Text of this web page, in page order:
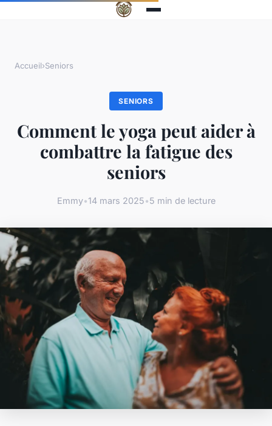
Accueil›Seniors
SENIORS
Comment le yoga peut aider à
combattre la fatigue des
seniors
Emmy•14 mars 2025•5 min de lecture